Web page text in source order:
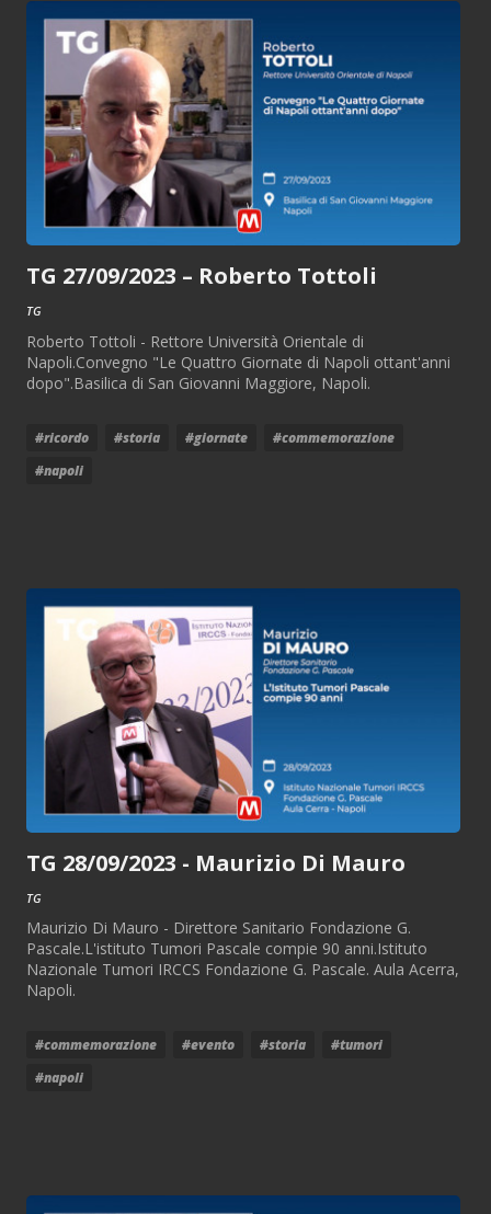
TG 27/09/2023 – Roberto Tottoli
TG
Roberto Tottoli - Rettore Università Orientale di
Napoli.Convegno "Le Quattro Giornate di Napoli ottant'anni
dopo".Basilica di San Giovanni Maggiore, Napoli.
#ricordo #storia #giornate
#commemorazione
#napoli
TG 28/09/2023 - Maurizio Di Mauro
TG
Maurizio Di Mauro - Direttore Sanitario Fondazione G.
Pascale.L'istituto Tumori Pascale compie 90 anni.Istituto
Nazionale Tumori IRCCS Fondazione G. Pascale. Aula Acerra,
Napoli.
#commemorazione #evento #storia
#tumori
#napoli